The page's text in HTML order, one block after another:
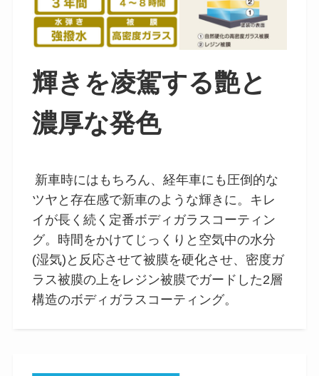
輝きを凌駕する艶と
濃厚な発色
新車時にはもちろん、経年車にも圧倒的な
ツヤと存在感で新車のような輝きに。キレ
イが長く続く定番ボディガラスコーティン
グ。時間をかけてじっくりと空気中の水分
(湿気)と反応させて被膜を硬化させ、密度ガ
ラス被膜の上をレジン被膜でガードした2層
構造のボディガラスコーティング。